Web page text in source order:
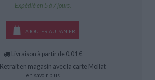
Expédié en 5 à 7 jours.
AJOUTER AU PANIER
Livraison à partir de 0,01 €
Retrait en magasin avec la carte Mollat
en savoir plus